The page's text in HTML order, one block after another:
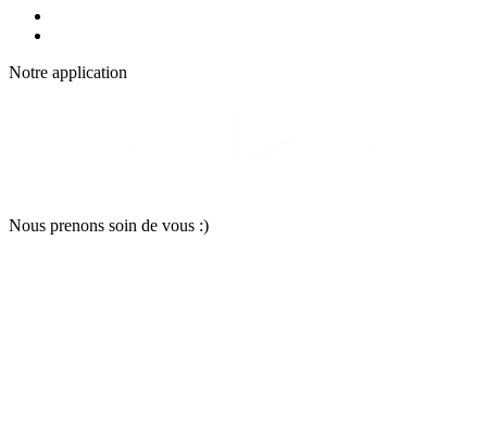
Notre application
Nous prenons soin de vous :)